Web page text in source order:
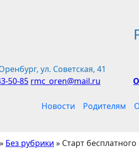
ул. Советская, 41
50-85 rmc_oren@mail.ru
Новости Родителям
» Без рубрики » Старт